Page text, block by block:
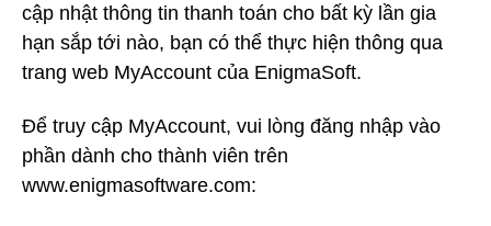
cập nhật thông tin thanh toán cho bất kỳ lần gia
hạn sắp tới nào, bạn có thể thực hiện thông qua
trang web MyAccount của EnigmaSoft.
Để truy cập MyAccount, vui lòng đăng nhập vào
phần dành cho thành viên trên
www.enigmasoftware.com: